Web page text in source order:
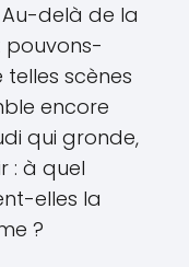
delà de la
pouvons-
scènes
encore
qui gronde,
: à quel
elles la
?